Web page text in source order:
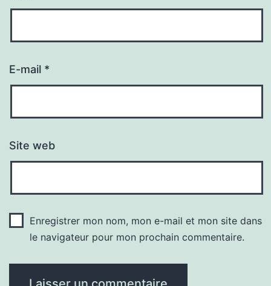
E-mail *
Site web
Enregistrer mon nom, mon e-mail et mon site dans
le navigateur pour mon prochain commentaire.